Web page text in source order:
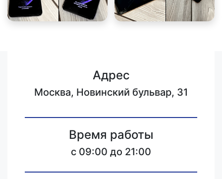
Адрес
Москва, Новинский бульвар, 31
Время работы
c 09:00 до 21:00